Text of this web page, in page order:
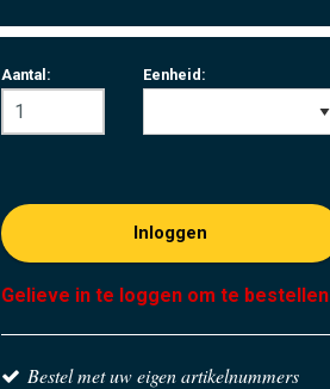
Aantal: Eenheid:
Inloggen
Gelieve in te loggen om te bestellen
Bestel met uw eigen artikelnummers